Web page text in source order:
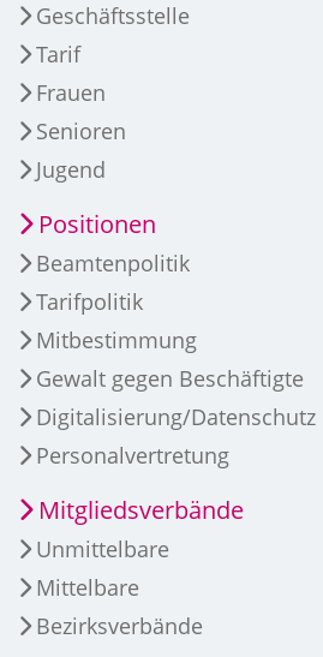
Geschäftsstelle
Tarif
Frauen
Senioren
Jugend
Positionen
Beamtenpolitik
Tarifpolitik
Mitbestimmung
Gewalt gegen Beschäftigte
Digitalisierung/Datenschutz
Personalvertretung
Mitgliedsverbände
Unmittelbare
Mittelbare
Bezirksverbände